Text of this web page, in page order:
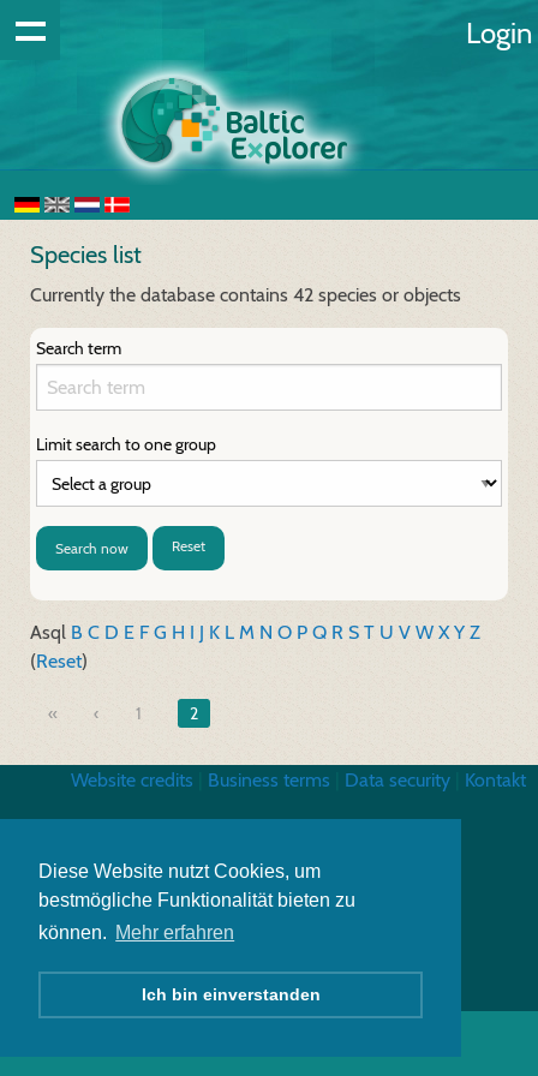
Diese Website nutzt Cookies, um
bestmögliche Funktionalität bieten zu
können. Mehr erfahren
Ich bin einverstanden
Login
Species list
Currently the database contains 42 species or objects
Search term
Limit search to one group
Search now Reset
Asql B C D E FG H I J K L M N O P Q R S T U V W XY Z
(Reset)
« 1 2
Website credits Business terms Data security Kontakt